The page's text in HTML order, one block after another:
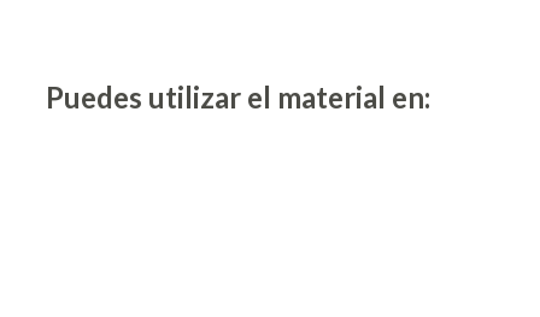
Puedes utilizar el material en: